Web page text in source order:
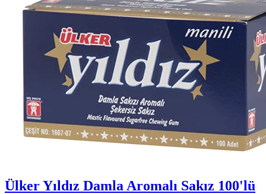
Ülker Yıldız Damla Aromalı Sakız 100'lü